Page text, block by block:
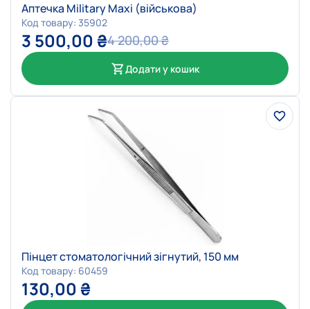
Аптечка Military Maxi (військова)
Код товару: 35902
4 200,00₴
3 500,00 ₴
Додати у кошик
Пінцет стоматологічний зігнутий, 150 мм
Код товару: 60459
130,00 ₴